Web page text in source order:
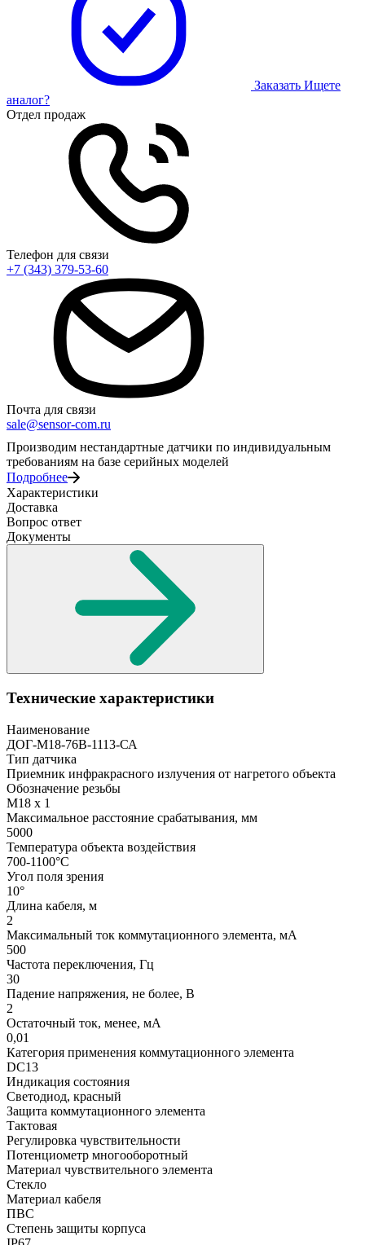
Заказать Ищете
аналог?
Отдел продаж
Телефон для связи
+7 (343) 379-53-60
Почта для связи
sale@sensor-com.ru
Производим нестандартные датчики по индивидуальным
требованиям на базе серийных моделей
Подробнее
Характеристики
Доставка
Вопрос ответ
Документы
Технические характеристики
Наименование
ДОГ-М18-76В-1113-СА
Тип датчика
Приемник инфракрасного излучения от нагретого объекта
Обозначение резьбы
M18 x 1
Максимальное расстояние срабатывания, мм
5000
Температура объекта воздействия
700-1100°С
Угол поля зрения
10°
Длина кабеля, м
2
Максимальный ток коммутационного элемента, мА
500
Частота переключения, Гц
30
Падение напряжения, не более, В
2
Остаточный ток, менее, мА
0,01
Категория применения коммутационного элемента
DC13
Индикация состояния
Светодиод, красный
Защита коммутационного элемента
Тактовая
Регулировка чувствительности
Потенциометр многооборотный
Материал чувствительного элемента
Стекло
Материал кабеля
ПВС
Степень защиты корпуса